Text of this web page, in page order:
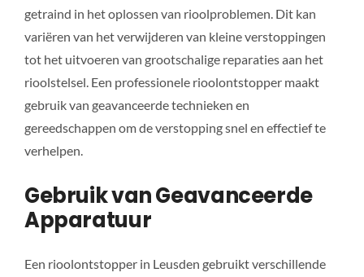
getraind in het oplossen van rioolproblemen. Dit kan
variëren van het verwijderen van kleine verstoppingen
tot het uitvoeren van grootschalige reparaties aan het
rioolstelsel. Een professionele rioolontstopper maakt
gebruik van geavanceerde technieken en
gereedschappen om de verstopping snel en effectief te
verhelpen.
Gebruik van Geavanceerde
Apparatuur
Een rioolontstopper in Leusden gebruikt verschillende